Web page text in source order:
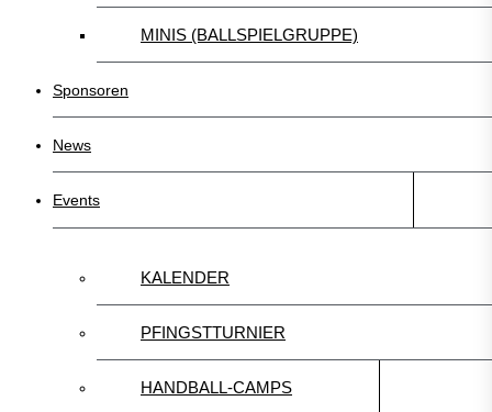
MINIS (BALLSPIELGRUPPE)
Sponsoren
News
Events
KALENDER
PFINGSTTURNIER
HANDBALL-CAMPS